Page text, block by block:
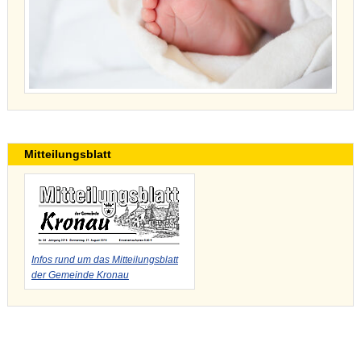
Mitteilungsblatt
Infos rund um das Mitteilungsblatt
der Gemeinde Kronau